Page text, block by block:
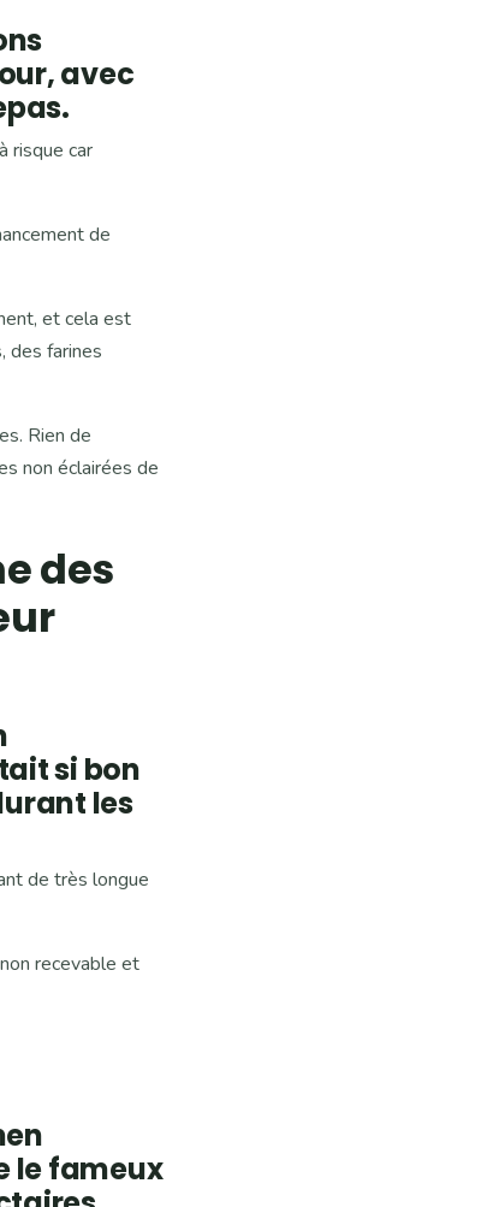
avec
risque car
de
et cela est
des farines
Rien de
non éclairées de
des
si bon
les
de très longue
recevable et
le fameux